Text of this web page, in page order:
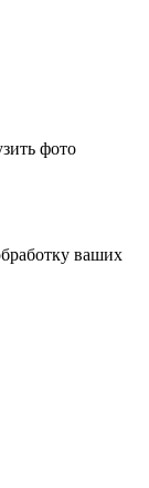
фото
ваших